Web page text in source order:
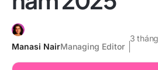
Manasi NairManaging Editor
3